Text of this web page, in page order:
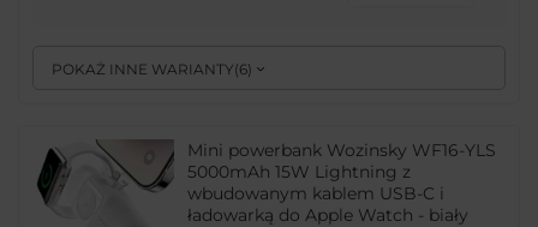
POKAŻ INNE WARIANTY(6)
Mini powerbank Wozinsky WF16-YLS
5000mAh 15W Lightning z
wbudowanym kablem USB-C i
ładowarką do Apple Watch - biały